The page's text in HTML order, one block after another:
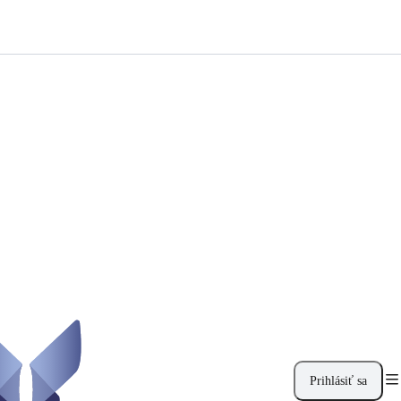
Prihlásiť sa